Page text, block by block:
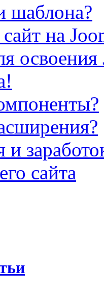
шаблона?
на
освоения
и
сайта